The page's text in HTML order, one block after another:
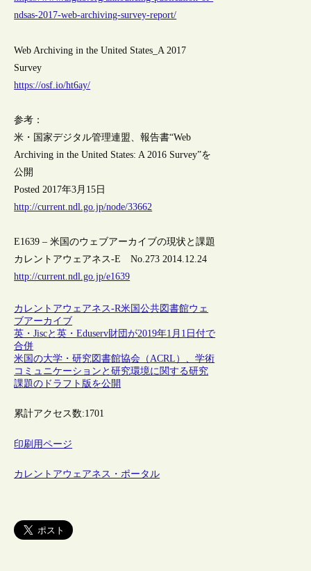
ndsas-2017-web-archiving-survey-report/
Web Archiving in the United States_A 2017
Survey
https://osf.io/ht6ay/
参考：
米・国家デジタル管理連盟、報告書“Web
Archiving in the United States: A 2016 Survey”を
公開
Posted 2017年3月15日
http://current.ndl.go.jp/node/33662
E1639 – 米国のウェブアーカイブの現状と課題
カレントアウェアネス-E No.273 2014.12.24
http://current.ndl.go.jp/e1639
カレントアウェアネス-R米国公共図書館ウェ
ブアーカイブ
英・Jiscと英・Eduserv財団が2019年1月1日付で
合併
米国の大学・研究図書館協会（ACRL）、学術
コミュニケーションと研究環境に関する研究
課題のドラフト版を公開
累計アクセス数:1701
印刷用ページ
カレントアウェアネス・ポータル